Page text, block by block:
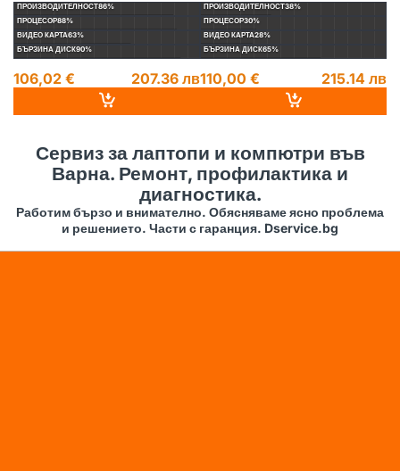
ПРОИЗВОДИТЕЛНОСТ86%
ПРОЦЕСОР88%
ВИДЕО КАРТА63%
БЪРЗИНА ДИСК90%
106,02 € 207.36 лв
ПРОИЗВОДИТЕЛНОСТ38%
ПРОЦЕСОР30%
ВИДЕО КАРТА28%
БЪРЗИНА ДИСК65%
110,00 € 215.14 лв
Сервиз за лаптопи и компютри във
Варна. Ремонт, профилактика и
диагностика.
Работим бързо и внимателно. Обясняваме ясно проблема
и решението. Части с гаранция. Dservice.bg